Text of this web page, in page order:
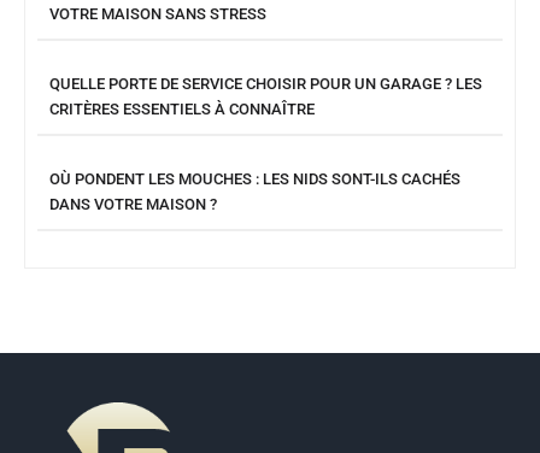
VOTRE MAISON SANS STRESS
QUELLE PORTE DE SERVICE CHOISIR POUR UN GARAGE ? LES
CRITÈRES ESSENTIELS À CONNAÎTRE
OÙ PONDENT LES MOUCHES : LES NIDS SONT-ILS CACHÉS
DANS VOTRE MAISON ?